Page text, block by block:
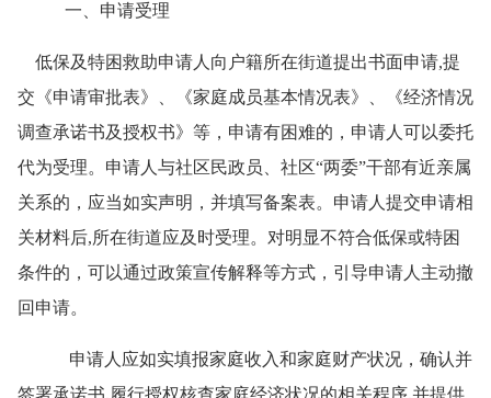
一、申请受理
低保及特困救助申请人向户籍所在街道提出书面申请,提
交《申请审批表》、《家庭成员基本情况表》、《经济情况
调查承诺书及授权书》等，申请有困难的，申请人可以委托
代为受理。申请人与社区民政员、社区“两委”干部有近亲属
关系的，应当如实声明，并填写备案表。申请人提交申请相
关材料后,所在街道应及时受理。对明显不符合低保或特困
条件的，可以通过政策宣传解释等方式，引导申请人主动撤
回申请。
申请人应如实填报家庭收入和家庭财产状况，确认并